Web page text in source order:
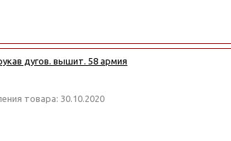
дугов. вышит. 58 армия
товара: 30.10.2020